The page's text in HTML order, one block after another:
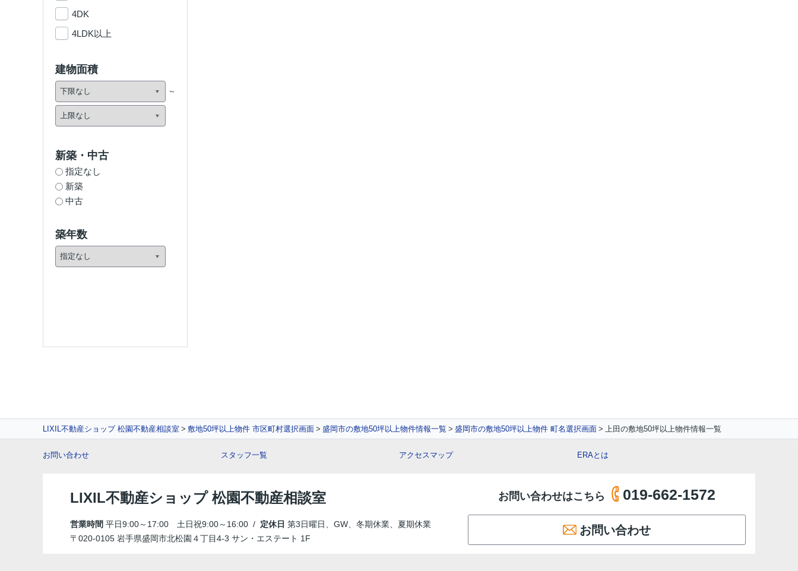
4DK
4LDK以上
建物面積
新築・中古
指定なし
新築
中古
築年数
LIXIL不動産ショップ 松園不動産相談室 敷地50坪以上物件 市区町村選択画面 盛岡市の敷地50坪以上物件情報一覧 盛岡市の敷地50坪以上物件 町名選択画面 上田の敷地50坪以上物件情報一覧
お問い合わせ スタッフ一覧 アクセスマップ ERAとは
LIXIL不動産ショップ 松園不動産相談室
営業時間 平日9:00～17:00 土日祝9:00～16:00 / 定休日 第3日曜日、GW、冬期休業、夏期休業
〒020-0105 岩手県盛岡市北松園４丁目4-3 サン・エステート 1F
お問い合わせはこちら 019-662-1572
お問い合わせ